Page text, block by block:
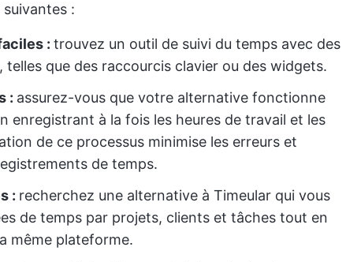
:
: trouvez un outil de suivi du temps avec des
que des raccourcis clavier ou des widgets.
: assurez-vous que votre alternative fonctionne
enregistrant à la fois les heures de travail et les
de ce processus minimise les erreurs et
de temps.
: recherchez une alternative à Timeular qui vous
de temps par projets, clients et tâches tout en
même plateforme.